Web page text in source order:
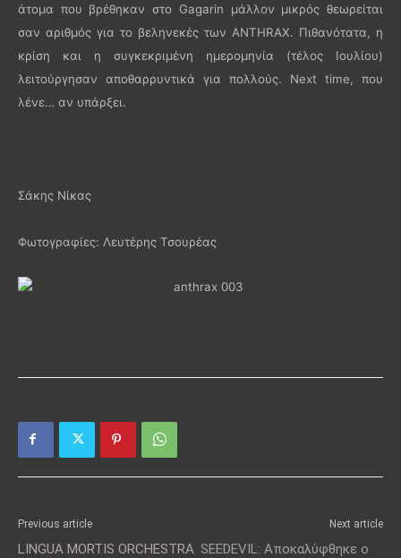
άτομα που βρέθηκαν στο Gagarin μάλλον μικρός θεωρείται
σαν αριθμός για το βεληνεκές των ANTHRAX. Πιθανότατα, η
κρίση και η συγκεκριμένη ημερομηνία (τέλος Ιουλίου)
λειτούργησαν αποθαρρυντικά για πολλούς. Next time, που
λένε… αν υπάρξει.
Σάκης Νίκας
Φωτογραφίες: Λευτέρης Τσουρέας
Previous article
LINGUA MORTIS ORCHESTRA
Next article
SEEDEVIL: Aποκαλύφθηκε ο